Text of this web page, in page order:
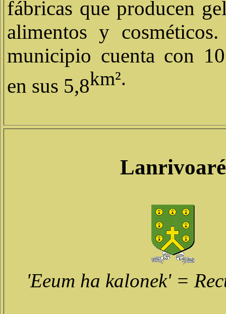
fábricas que producen
alimentos y
municipio cuenta con
en sus 5,8km².
Lanrivoaré
'Eeum ha kalonek' =